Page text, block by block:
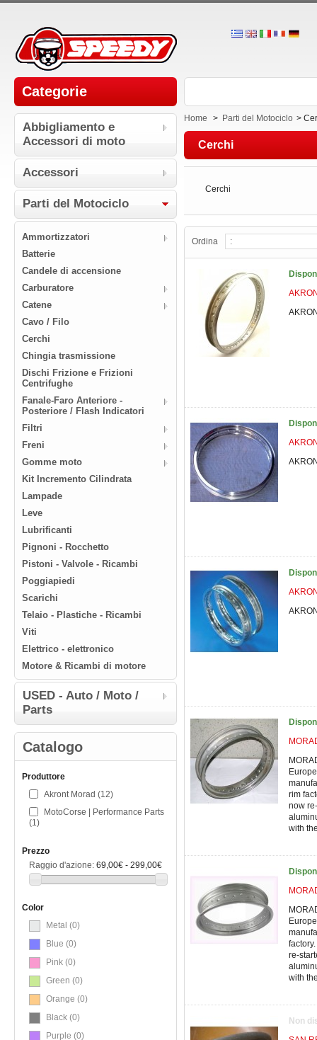
Categorie
Abbigliamento e
Accessori di moto
Accessori
Parti del Μotociclo
Ammortizzatori
Batterie
Candele di accensione
Carburatore
Catene
Cavo / Filo
Cerchi
Chingia trasmissione
Dischi Frizione e Frizioni
Centrifughe
Fanale-Faro Anteriore -
Posteriore / Flash Indicatori
Filtri
Freni
Gomme moto
Kit Incremento Cilindrata
Lampade
Leve
Lubrificanti
Pignoni - Rocchetto
Pistoni - Valvole - Ricambi
Poggiapiedi
Scarichi
Telaio - Plastiche - Ricambi
Viti
Εlettrico - elettronico
Μotore & Ricambi di motore
USED - Auto / Moto /
Parts
Catalogo
Produttore
Akront Morad (12)
MotoCorse | Performance Parts
(1)
Prezzo
Raggio d'azione: 69,00€ - 299,00€
Color
Metal (0)
Blue (0)
Pink (0)
Green (0)
Orange (0)
Black (0)
Purple (0)
Home > Parti del Μotociclo >
Cerchi
Cerchi
Ordina
rim
now
with
re-
with
Non